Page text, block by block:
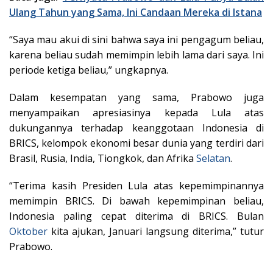
Ulang Tahun yang Sama, Ini Candaan Mereka di Istana
“Saya mau akui di sini bahwa saya ini pengagum beliau,
karena beliau sudah memimpin lebih lama dari saya. Ini
periode ketiga beliau,” ungkapnya.
Dalam kesempatan yang sama, Prabowo juga
menyampaikan apresiasinya kepada Lula atas
dukungannya terhadap keanggotaan Indonesia di
BRICS, kelompok ekonomi besar dunia yang terdiri dari
Brasil, Rusia, India, Tiongkok, dan Afrika Selatan.
“Terima kasih Presiden Lula atas kepemimpinannya
memimpin BRICS. Di bawah kepemimpinan beliau,
Indonesia paling cepat diterima di BRICS. Bulan
Oktober kita ajukan, Januari langsung diterima,” tutur
Prabowo.